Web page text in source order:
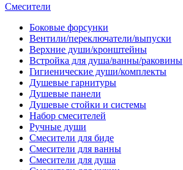
Смесители
Боковые форсунки
Вентили/переключатели/выпуски
Верхние души/кронштейны
Встройка для душа/ванны/раковины
Гигиенические души/комплекты
Душевые гарнитуры
Душевые панели
Душевые стойки и системы
Набор смесителей
Ручные души
Смесители для биде
Смесители для ванны
Смесители для душа